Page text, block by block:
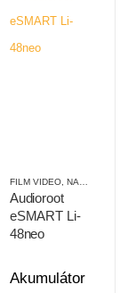
SLUCHÁTKA
FILM VIDEO, NAPÁJENÍ
Audioroot
eSMART Li-
48neo
Akumulátor